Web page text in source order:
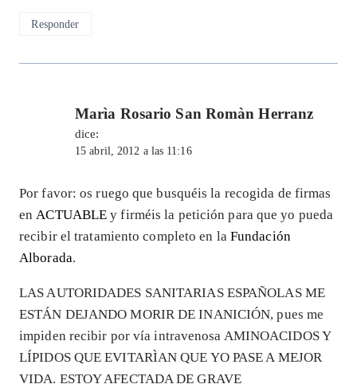
Responder
Marìa Rosario San Romàn Herranz
dice:
15 abril, 2012 a las 11:16
Por favor: os ruego que busquéis la recogida de firmas
enACTUABLEy firméis la petición para que yo pueda
recibir el tratamiento completo en la Fundación
Alborada.
LAS AUTORIDADES SANITARIAS ESPAÑOLAS ME
ESTÁN DEJANDO MORIR DE INANICIÓN, pues me
impiden recibir por vía intravenosa AMINOACIDOS Y
LÍPIDOS QUE EVITARÌAN QUE YO PASE A MEJOR
VIDA. ESTOY AFECTADA DE GRAVE